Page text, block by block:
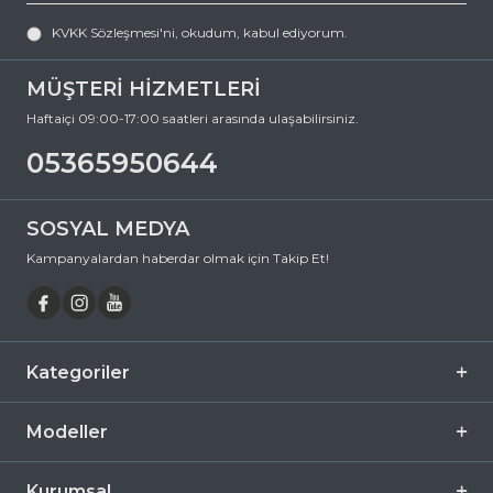
Bu fırsatı kaçırmayın ve hemen sepetinize ekleyin. Siparişiniz en kısa
Ürün Açıklaması
Fotokromik Hayır
MÜŞTERİ HİZMETLERİ
Haftaiçi 09:00-17:00 saatleri arasında ulaşabilirsiniz.
05365950644
KVKK Sözleşmesi'ni, okudum, kabul ediyorum.
SOSYAL MEDYA
Kampanyalardan haberdar olmak için Takip Et!
Kategoriler
Modeller